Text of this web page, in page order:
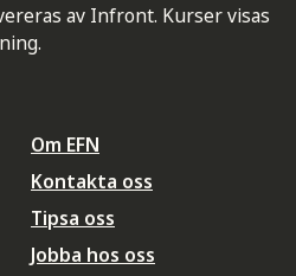
av Infront. Kurser visas
Om EFN
Kontakta oss
Tipsa oss
Jobba hos oss